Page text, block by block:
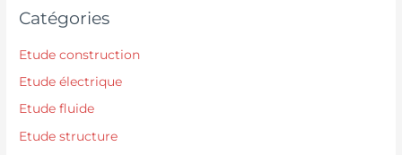
Catégories
Etude construction
Etude électrique
Etude fluide
Etude structure